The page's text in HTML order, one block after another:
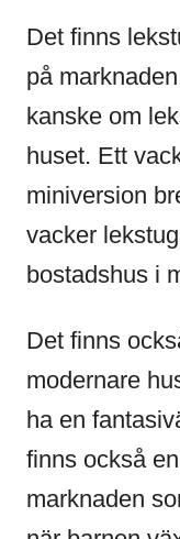
Det finns
på
kanske om
huset. Ett
miniversion
vacker
bostadshus i
Det finns
modernare
ha en
finns också
marknaden